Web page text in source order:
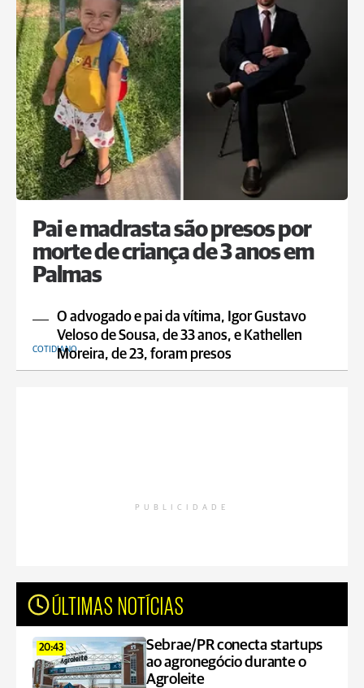
Pai e madrasta são presos por
morte de criança de 3 anos em
Palmas
O advogado e pai da vítima, Igor Gustavo
Veloso de Sousa, de 33 anos, e Kathellen
Moreira, de 23, foram presos
COTIDIANO
PUBLICIDADE
ÚLTIMAS NOTÍCIAS
20:43
Sebrae/PR conecta startups
ao agronegócio durante o
Agroleite